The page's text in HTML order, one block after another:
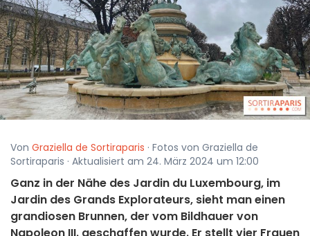
Von Graziella de Sortiraparis · Fotos von Graziella de
Sortiraparis · Aktualisiert am 24. März 2024 um 12:00
Ganz in der Nähe des Jardin du Luxembourg, im
Jardin des Grands Explorateurs, sieht man einen
grandiosen Brunnen, der vom Bildhauer von